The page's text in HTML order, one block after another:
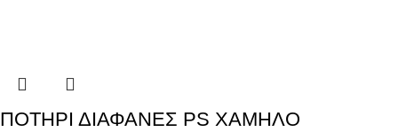
ΠΟΤΗΡΙ ΔΙΑΦΑΝΕΣ PS ΧΑΜΗΛΟ